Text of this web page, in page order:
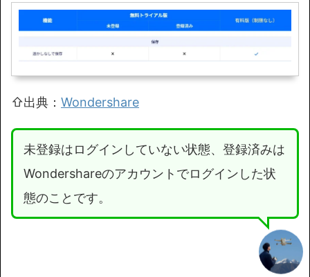
⇧出典： Wondershare
未登録はログインしていない状態、登録済みは
Wondershareのアカウントでログインした状
態のことです。